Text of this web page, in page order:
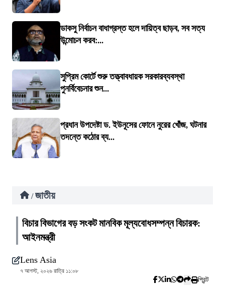
ডাকসু নির্বাচন বাধাগ্রস্ত হলে দায়িত্ব ছাড়ব, সব সত্য
উন্মোচন করব:...
সুপ্রিম কোর্টে শুরু তত্ত্বাবধায়ক সরকারব্যবস্থা
পুনর্বিবেচনার শুন...
প্রধান উপদেষ্টা ড. ইউনূসের ফোনে নুরের খোঁজ, ঘটনার
তদন্তে কঠোর ব্য...
/ জাতীয়
বিচার বিভাগের বড় সংকট মানবিক মূল্যবোধসম্পন্ন বিচারক:
আইনমন্ত্রী
Lens Asia
৭ আগস্ট, ২০২৬ রাত্রি ১১:০৮
প্রিন্ট